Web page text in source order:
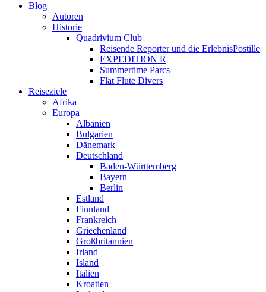
Blog
Autoren
Historie
Quadrivium Club
Reisende Reporter und die ErlebnisPostille
EXPEDITION R
Summertime Parcs
Flat Flute Divers
Reiseziele
Afrika
Europa
Albanien
Bulgarien
Dänemark
Deutschland
Baden-Württemberg
Bayern
Berlin
Estland
Finnland
Frankreich
Griechenland
Großbritannien
Irland
Island
Italien
Kroatien